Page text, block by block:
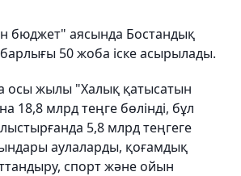
бюджет" аясында Бостандық
50 жоба іске асырылады.
осы жылы "Халық қатысатын
18,8 млрд теңге бөлінді, бұл
5,8 млрд теңгеге
аулаларды, қоғамдық
спорт және ойын